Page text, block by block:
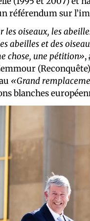
référendum sur
les oiseaux, les
abeilles et des
chose, une pétition»,
«Grand
blanches